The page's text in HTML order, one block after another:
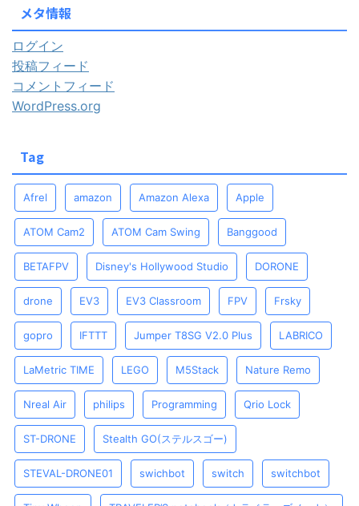
メタ情報
ログイン
投稿フィード
コメントフィード
WordPress.org
Tag
Afrel amazon Amazon Alexa Apple
ATOM Cam2 ATOM Cam Swing Banggood
BETAFPV Disney's Hollywood Studio DORONE
drone EV3 EV3 Classroom FPV Frsky
gopro IFTTT Jumper T8SG V2.0 Plus LABRICO
LaMetric TIME LEGO M5Stack Nature Remo
Nreal Air philips Programming Qrio Lock
ST-DRONE Stealth GO(ステルスゴー)
STEVAL-DRONE01 swichbot switch switchbot